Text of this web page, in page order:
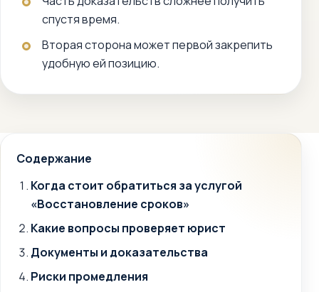
спустя время.
Вторая сторона может первой закрепить
удобную ей позицию.
Содержание
Когда стоит обратиться за услугой
«Восстановление сроков»
Какие вопросы проверяет юрист
Документы и доказательства
Риски промедления